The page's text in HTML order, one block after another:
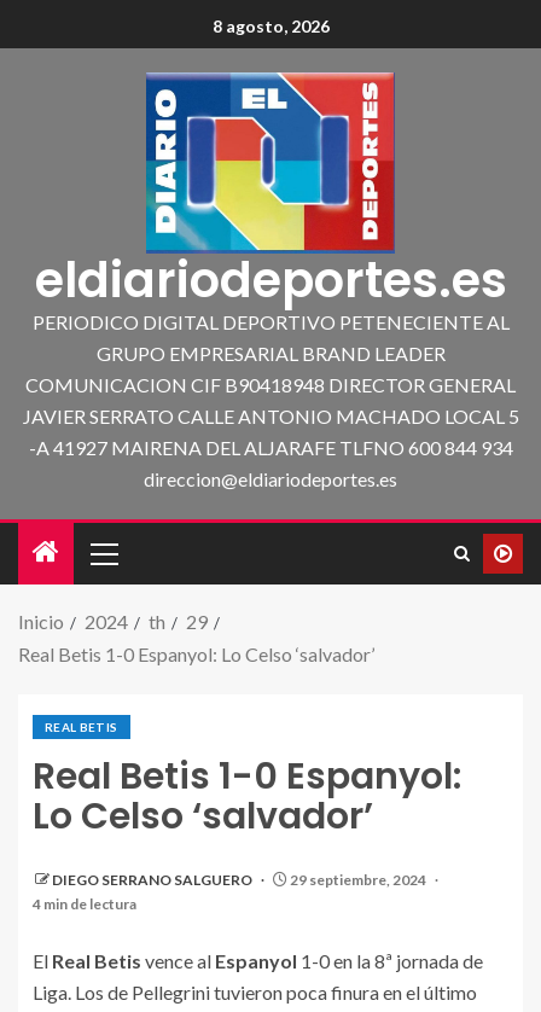
8 agosto, 2026
eldiariodeportes.es
PERIODICO DIGITAL DEPORTIVO PETENECIENTE AL
GRUPO EMPRESARIAL BRAND LEADER
COMUNICACION CIF B90418948 DIRECTOR GENERAL
JAVIER SERRATO CALLE ANTONIO MACHADO LOCAL 5
-A 41927 MAIRENA DEL ALJARAFE TLFNO 600 844 934
direccion@eldiariodeportes.es
Inicio 2024 th
29
Real Betis 1-0 Espanyol: Lo Celso ‘salvador’
REAL BETIS
Real Betis 1-0 Espanyol:
Lo Celso ‘salvador’
DIEGO SERRANO SALGUERO
29 septiembre, 2024
4 min de lectura
(@LaLiga)
El Real Betis vence al Espanyol 1-0 en la 8ª jornada de
Liga. Los de Pellegrini tuvieron poca finura en el último